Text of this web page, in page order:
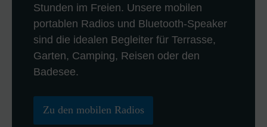
Stunden im Freien. Unsere mobilen
portablen Radios und Bluetooth-Speaker
sind die idealen Begleiter für Terrasse,
Garten, Camping, Reisen oder den
Badesee.
Zu den mobilen Radios